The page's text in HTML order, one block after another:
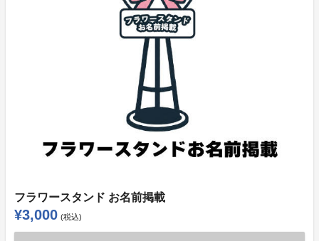
フラワースタンド お名前掲載
¥3,000 (税込)